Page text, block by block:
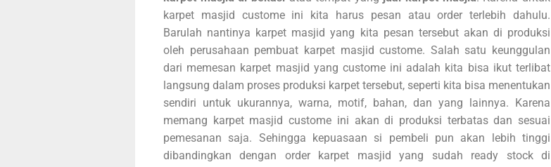
karpet masjid custome ini kita harus pesan atau order terlebih dahulu.
Barulah nantinya karpet masjid yang kita pesan tersebut akan di produksi
oleh perusahaan pembuat karpet masjid custome. Salah satu keunggulan
dari memesan karpet masjid yang custome ini adalah kita bisa ikut terlibat
langsung dalam proses produksi karpet tersebut, seperti kita bisa menentukan
sendiri untuk ukurannya, warna, motif, bahan, dan yang lainnya. Karena
memang karpet masjid custome ini akan di produksi terbatas dan sesuai
pemesanan saja. Sehingga kepuasaan si pembeli pun akan lebih tinggi
dibandingkan dengan order karpet masjid yang sudah ready stock di